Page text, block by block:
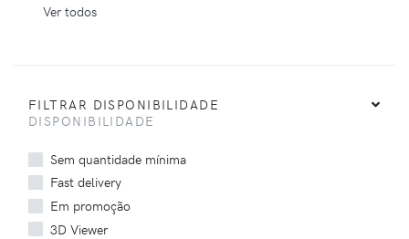
Ver todos
FILTRAR DISPONIBILIDADE
DISPONIBILIDADE
Sem quantidade mínima
Fast delivery
Em promoção
3D Viewer